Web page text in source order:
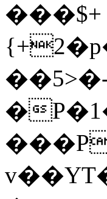
���$+
��ר-�<5/D�>�d�����1!u8JP�@TE�
�